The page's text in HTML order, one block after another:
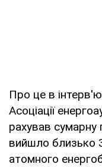
Про це в
Асоціації
рахував сумарну
вийшло близько
атомного